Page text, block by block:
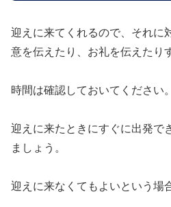
迎えに来てくれるので、それに
意を伝えたり、お礼を伝えたり
時間は確認しておいてください。
迎えに来たときにすぐに出発で
ましょう。
迎えに来なくてもよいという場